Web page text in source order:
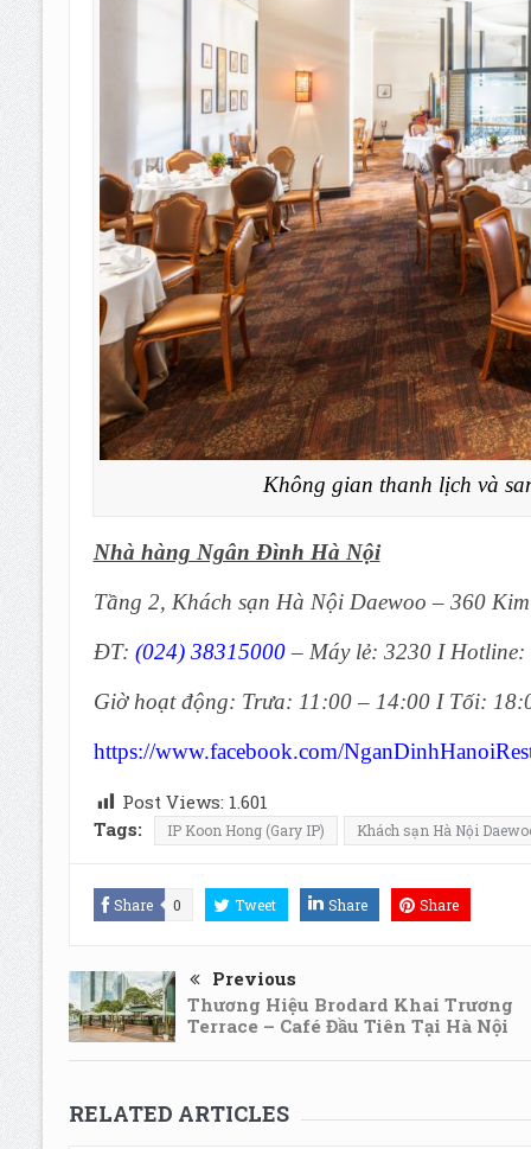
Không gian thanh lịch và
Nhà hàng Ngân Đình Hà Nội
Tầng 2, Khách sạn Hà Nội Daewoo – 360
ĐT: (024) 38315000– Máy lẻ: 3230 I Hotline:
Giờ hoạt động: Trưa: 11:00 – 14:00 I Tối:
https://www.facebook.com/
Post Views: 1.601
Tags:
IP Koon Hong (Gary IP) Khách sạn Hà Nội
Share 0 Tweet Share Share
Previous
Thương Hiệu Brodard Khai Trương
Terrace – Café Đầu Tiên Tại Hà Nội
RELATED ARTICLES